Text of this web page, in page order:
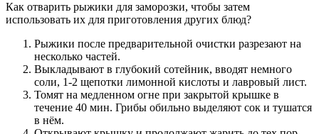
Как отварить рыжики для заморозки, чтобы затем
использовать их для приготовления других блюд?
Рыжики после предварительной очистки разрезают на
несколько частей.
Выкладывают в глубокий сотейник, вводят немного
соли, 1-2 щепотки лимонной кислоты и лавровый лист.
Томят на медленном огне при закрытой крышке в
течение 40 мин. Грибы обильно выделяют сок и тушатся
в нём.